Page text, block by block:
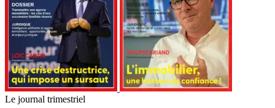
Le journal trimestriel